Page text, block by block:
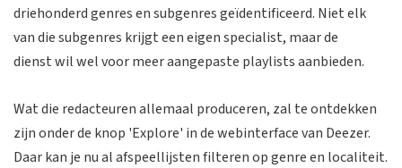
driehonderd genres en subgenres geïdentificeerd. Niet elk
van die subgenres krijgt een eigen specialist, maar de
dienst wil wel voor meer aangepaste playlists aanbieden.
Wat die redacteuren allemaal produceren, zal te ontdekken
zijn onder de knop 'Explore' in de webinterface van Deezer.
Daar kan je nu al afspeellijsten filteren op genre en localiteit.